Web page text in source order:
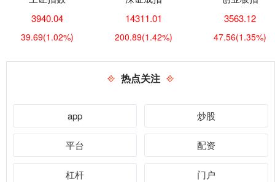
3940.04
39.69(1.02%)
14311.01
200.89(1.42%)
3563.12
47.56(1.35%)
热点关注
app 炒股
平台 配资
杠杆 门户